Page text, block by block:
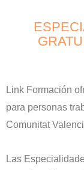
Link Formación
para personas
Comunitat
Las